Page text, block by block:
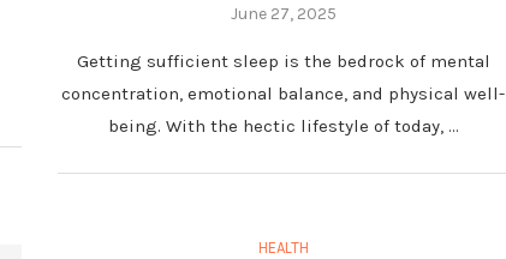
June 27, 2025
Getting sufficient sleep is the bedrock of mental
concentration, emotional balance, and physical well-
being. With the hectic lifestyle of today, …
HEALTH